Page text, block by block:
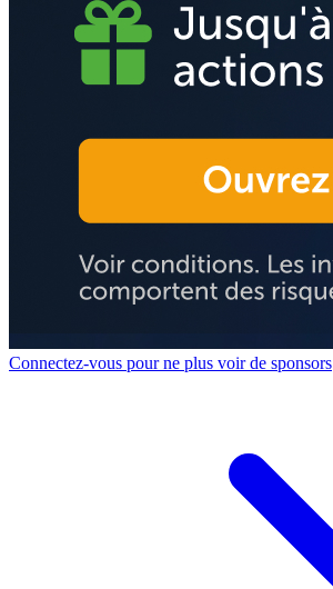
Connectez-vous pour ne plus voir de sponsors